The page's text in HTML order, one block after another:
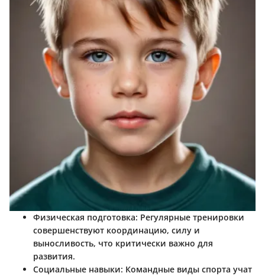
Физическая подготовка: Регулярные тренировки
совершенствуют координацию, силу и
выносливость, что критически важно для
развития.
Социальные навыки: Командные виды спорта учат